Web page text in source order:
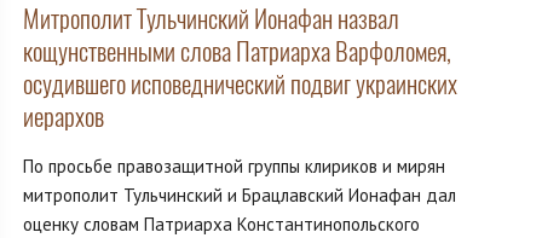
Митрополит Тульчинский Ионафан назвал
кощунственными слова Патриарха Варфоломея,
осудившего исповеднический подвиг украинских
иерархов
По просьбе правозащитной группы клириков и мирян
митрополит Тульчинский и Брацлавский Ионафан дал
оценку словам Патриарха Константинопольского